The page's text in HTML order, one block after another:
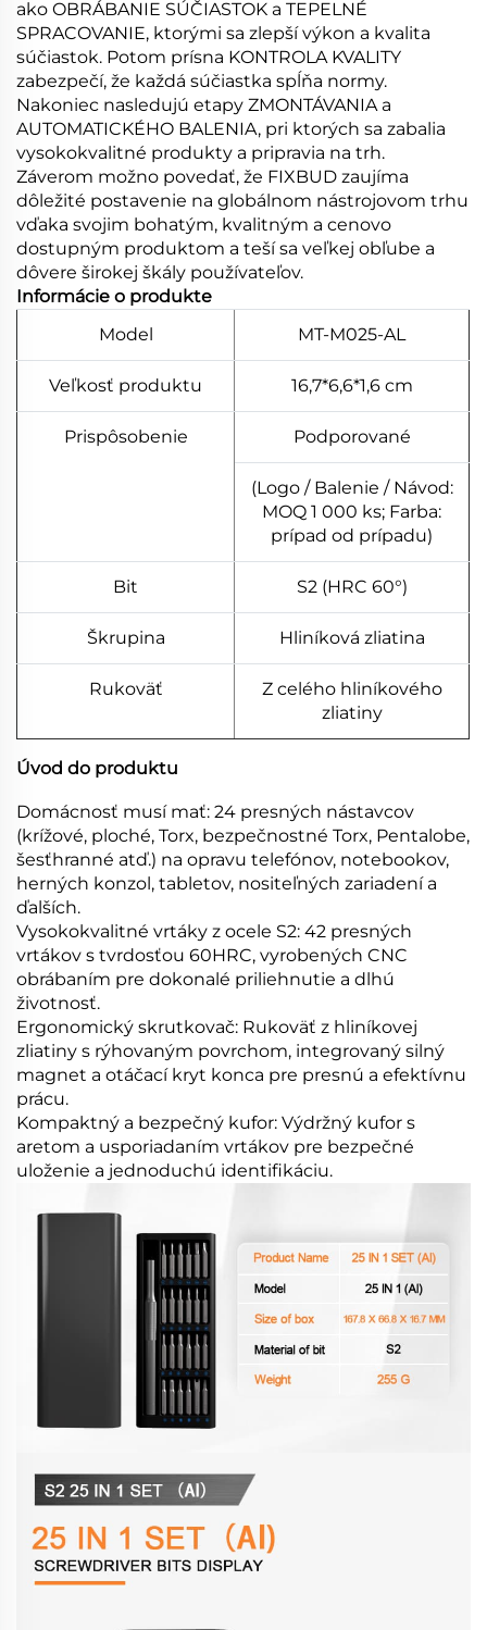
ako OBRÁBANIE SÚČIASTOK a TEPELNÉ
SPRACOVANIE, ktorými sa zlepší výkon a kvalita
súčiastok. Potom prísna KONTROLA KVALITY
zabezpečí, že každá súčiastka spĺňa normy.
Nakoniec nasledujú etapy ZMONTÁVANIA a
AUTOMATICKÉHO BALENIA, pri ktorých sa zabalia
vysokokvalitné produkty a pripravia na trh.
Záverom možno povedať, že FIXBUD zaujíma
dôležité postavenie na globálnom nástrojovom trhu
vďaka svojim bohatým, kvalitným a cenovo
dostupným produktom a teší sa veľkej obľube a
dôvere širokej škály používateľov.
Informácie o produkte
Model
MT-M025-AL
Veľkosť produktu 16,7*6,6*1,6 cm
Prispôsobenie Podporované
(Logo / Balenie / Návod:
MOQ 1 000 ks; Farba:
prípad od prípadu)
Bit S2 (HRC 60°)
Škrupina Hliníková zliatina
Rukoväť
Z celého hliníkového
zliatiny
Úvod do produktu
Domácnosť musí mať: 24 presných nástavcov
(krížové, ploché, Torx, bezpečnostné Torx, Pentalobe,
šesťhranné atď.) na opravu telefónov, notebookov,
herných konzol, tabletov, nositeľných zariadení a
ďalších.
Vysokokvalitné vrtáky z ocele S2: 42 presných
vrtákov s tvrdosťou 60HRC, vyrobených CNC
obrábaním pre dokonalé priliehnutie a dlhú
životnosť.
Ergonomický skrutkovač: Rukoväť z hliníkovej
zliatiny s rýhovaným povrchom, integrovaný silný
magnet a otáčací kryt konca pre presnú a efektívnu
prácu.
Kompaktný a bezpečný kufor: Výdržný kufor s
aretom a usporiadaním vrtákov pre bezpečné
uloženie a jednoduchú identifikáciu.